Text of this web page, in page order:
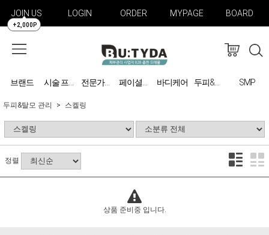
JOIN US
+2,000P
LOGIN ORDER MYPAGE BOARD
브랜드 시술 프로그램 전문가용 미용기기 페이셜케어 바디케어 두피&탈모 관리 SMP
두피&탈모 관리 스켈링
정렬
상품 준비중 입니다.